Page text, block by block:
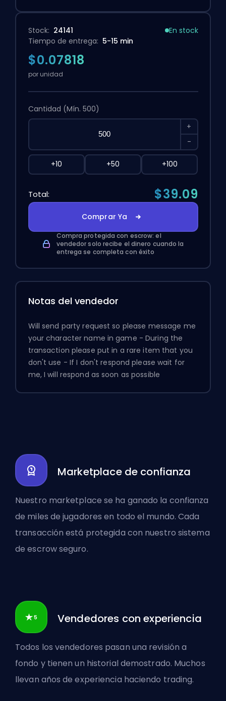
Stock: 24141
En stock
Tiempo de entrega: 5-15 min
$0.07818
por unidad
Cantidad (Mín. 500)
+
-
+10 +50 +100
Total: $39.09
Comprar Ya
Compra protegida con escrow: el
vendedor solo recibe el dinero cuando la
entrega se completa con éxito
Notas del vendedor
Will send party request so please message me
your character name in game - During the
transaction please put in a rare item that you
don't use - If I don't respond please wait for
me, I will respond as soon as possible
Marketplace de confianza
Nuestro marketplace se ha ganado la confianza
de miles de jugadores en todo el mundo. Cada
transacción está protegida con nuestro sistema
de escrow seguro.
Vendedores con experiencia
Todos los vendedores pasan una revisión a
fondo y tienen un historial demostrado. Muchos
llevan años de experiencia haciendo trading.